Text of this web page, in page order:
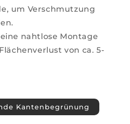
um Verschmutzung
nahtlose Montage
von ca. 5-
Kantenbegrünung